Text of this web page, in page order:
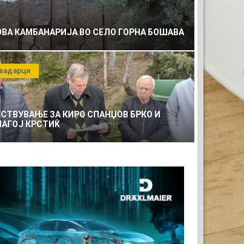
РЕКЛАМА
РЕКЛАМА
КАМБАНАРИЈА ВО СЕЛО ГОРНА БОШАВА
ЗА КИРО СПАНЏОВ БРКО И
КРСТИЌ